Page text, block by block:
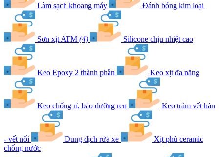
Làm sạch khoang máy Đánh bóng kim loại
Sơn xịt ATM (4) Silicone chịu nhiệt cao
Keo Epoxy 2 thành phần Keo xịt đa năng
Keo chống rỉ, bảo dưỡng ren Keo trám vết hàn
- vết nối Dung dịch rửa xe
Xịt phủ ceramic
chống nước